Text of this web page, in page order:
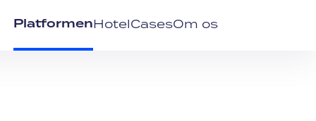
PlatformenHotelCasesOm os